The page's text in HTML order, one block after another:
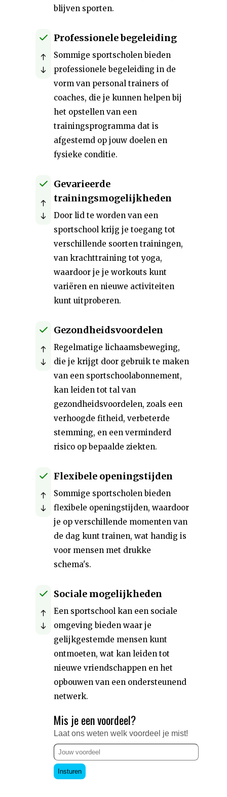
blijven sporten.
Professionele begeleiding
Sommige sportscholen bieden
professionele begeleiding in de
vorm van personal trainers of
coaches, die je kunnen helpen bij
het opstellen van een
trainingsprogramma dat is
afgestemd op jouw doelen en
fysieke conditie.
Gevarieerde
trainingsmogelijkheden
Door lid te worden van een
sportschool krijg je toegang tot
verschillende soorten trainingen,
van krachttraining tot yoga,
waardoor je je workouts kunt
variëren en nieuwe activiteiten
kunt uitproberen.
Gezondheidsvoordelen
Regelmatige lichaamsbeweging,
die je krijgt door gebruik te maken
van een sportschoolabonnement,
kan leiden tot tal van
gezondheidsvoordelen, zoals een
verhoogde fitheid, verbeterde
stemming, en een verminderd
risico op bepaalde ziekten.
Flexibele openingstijden
Sommige sportscholen bieden
flexibele openingstijden, waardoor
je op verschillende momenten van
de dag kunt trainen, wat handig is
voor mensen met drukke
schema's.
Sociale mogelijkheden
Een sportschool kan een sociale
omgeving bieden waar je
gelijkgestemde mensen kunt
ontmoeten, wat kan leiden tot
nieuwe vriendschappen en het
opbouwen van een ondersteunend
netwerk.
Mis je een voordeel?
Laat ons weten welk voordeel je mist!
Insturen